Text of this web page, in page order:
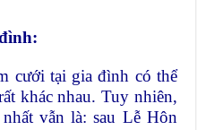
cưới tại gia đình có thể
khác nhau. Tuy nhiên,
vẫn là: sau Lễ Hôn